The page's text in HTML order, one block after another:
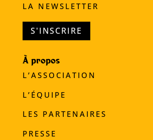
LA NEWSLETTER
S'INSCRIRE
À propos
L’ASSOCIATION
L’ÉQUIPE
LES PARTENAIRES
PRESSE